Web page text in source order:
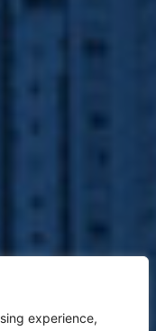
experience,